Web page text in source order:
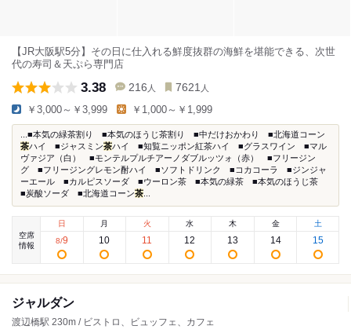
【JR大阪駅5分】その日に仕入れる鮮度抜群の海鮮を堪能できる、次世
代の寿司＆天ぷら専門店
3.38 216 人 7621 人
￥3,000～￥3,999 ￥1,000～￥1,999
...■本気の緑茶割り ■本気のほうじ茶割り ■中だけおかわり ■北海道コーン
茶ハイ ■ジャスミン茶ハイ ■知覧ニッポン紅茶ハイ ■グラスワイン ■マル
ヴァジア（白） ■モンテルプルチアーノダブルッツォ（赤） ■フリージン
グ ■フリージングレモン酎ハイ ■ソフトドリンク ■コカコーラ ■ジンジャ
ーエール ■カルピスソーダ ■ウーロン茶 ■本気の緑茶 ■本気のほうじ茶
■炭酸ソーダ ■北海道コーン茶
空席
情報
日
8/9
月
10
火
11
水
12
木
13
金
14
土
15
ジャルダン
渡辺橋駅 230m / ビストロ、ビュッフェ、カフェ